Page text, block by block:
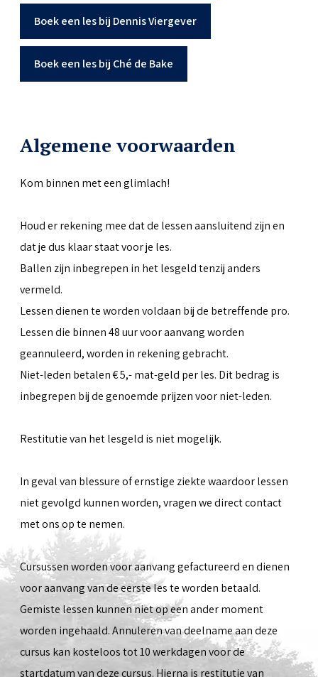
Boek een les bij Dennis Viergever
Boek een les bij Ché de Bake
Algemene voorwaarden
Kom binnen met een glimlach!
Houd er rekening mee dat de lessen aansluitend zijn en
dat je dus klaar staat voor je les.
Ballen zijn inbegrepen in het lesgeld tenzij anders
vermeld.
Lessen dienen te worden voldaan bij de betreffende pro.
Lessen die binnen 48 uur voor aanvang worden
geannuleerd, worden in rekening gebracht.
Niet-leden betalen € 5,- mat-geld per les. Dit bedrag is
inbegrepen bij de genoemde prijzen voor niet-leden.
Restitutie van het lesgeld is niet mogelijk.
In geval van blessure of ernstige ziekte waardoor lessen
niet gevolgd kunnen worden, vragen we direct contact
met ons op te nemen.
Cursussen worden voor aanvang gefactureerd en dienen
voor aanvang van de eerste les te worden betaald.
Gemiste lessen kunnen niet op een ander moment
worden ingehaald. Annuleren van deelname aan deze
cursus kan kosteloos tot 10 werkdagen voor de
startdatum van deze cursus. Hierna is restitutie van